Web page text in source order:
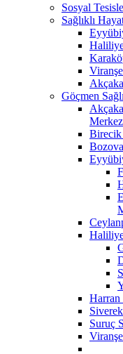
Sosyal
Sağlıklı
Göçmen
Birecik
Harran
Suruç